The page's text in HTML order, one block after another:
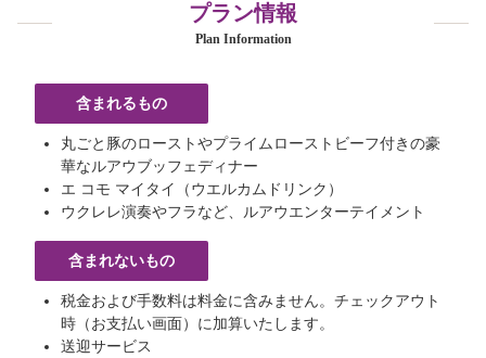
プラン情報
Plan Information
含まれるもの
丸ごと豚のローストやプライムローストビーフ付きの豪
華なルアウブッフェディナー
エ コモ マイタイ（ウエルカムドリンク）
ウクレレ演奏やフラなど、ルアウエンターテイメント
含まれないもの
税金および手数料は料金に含みません。チェックアウト
時（お支払い画面）に加算いたします。
送迎サービス